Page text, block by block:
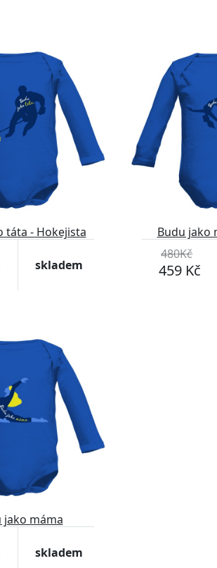
táta - Hokejista
skladem
Budu jako
480Kč
459 Kč
jako máma
skladem